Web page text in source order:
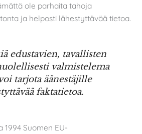
ole parhaita tahoja
ja helposti lähestyttävää tietoa.
edustavien, tavallisten
valmistelema
tarjota äänestäjille
faktatietoa.
1994 Suomen EU-